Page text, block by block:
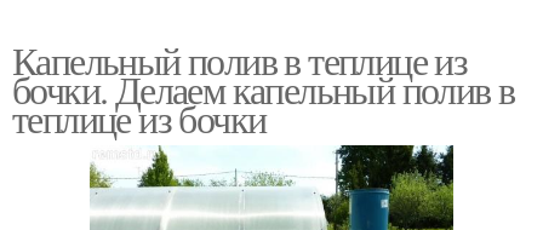
Капельный полив в теплице из
бочки. Делаем капельный полив в
теплице из бочки